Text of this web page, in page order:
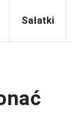
Sałatki